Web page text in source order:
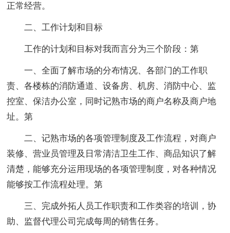
正常经营。
二、工作计划和目标
工作的计划和目标对我而言分为三个阶段：第
一、全面了解市场的分布情况、各部门的工作职
责、各楼栋的消防通道、设备房、机房、消防中心、监
控室、保洁办公室，同时记熟市场的商户名称及商户地
址。第
二、记熟市场的各项管理制度及工作流程，对商户
装修、营业员管理及日常清洁卫生工作、商品知识了解
清楚，能够充分运用现场的各项管理制度，对各种情况
能够按工作流程处理。第
三、完成外拓人员工作职责和工作类容的培训，协
助、监督代理公司完成每周的销售任务。